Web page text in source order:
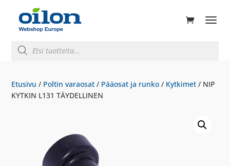
search
Etusivu / Poltin varaosat / Pääosat ja runko / Kytkimet / NIP
KYTKIN L131 TÄYDELLINEN